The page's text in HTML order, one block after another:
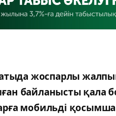
жоспарлы
байланысты қала
мобильді